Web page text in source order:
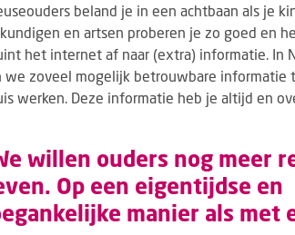
beland je in een achtbaan als je
en artsen proberen je zo goed en
het internet af naar (extra) informatie. In
we zoveel mogelijk betrouwbare
werken. Deze informatie heb je altijd en
willen ouders nog meer
Op een eigentijdse en
manier als met